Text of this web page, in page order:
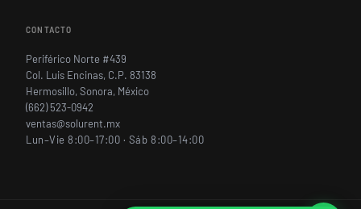
CONTACTO
Periférico Norte #439
Col. Luis Encinas, C.P. 83138
Hermosillo, Sonora, México
(662) 523-0942
ventas@solurent.mx
Lun–Vie 8:00–17:00 · Sáb 8:00–14:00